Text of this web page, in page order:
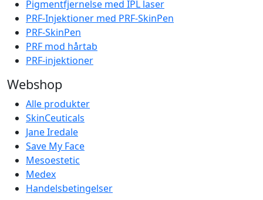
Pigmentfjernelse med IPL laser
PRF-Injektioner med PRF-SkinPen
PRF-SkinPen
PRF mod hårtab
PRF-injektioner
Webshop
Alle produkter
SkinCeuticals
Jane Iredale
Save My Face
Mesoestetic
Medex
Handelsbetingelser